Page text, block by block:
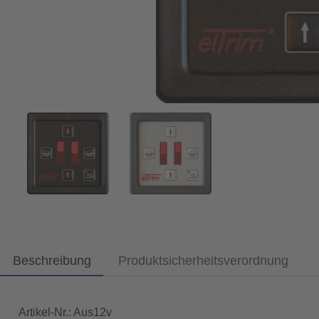
Beschreibung Produktsicherheitsverordnung
Artikel-Nr.: Aus12v